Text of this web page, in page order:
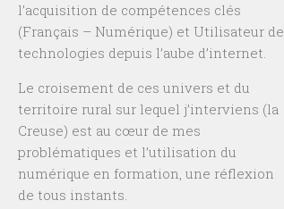
l’acquisition de compétences clés
(Français – Numérique) et Utilisateur de
technologies depuis l’aube d’internet.
Le croisement de ces univers et du
territoire rural sur lequel j’interviens (la
Creuse) est au cœur de mes
problématiques et l’utilisation du
numérique en formation, une réflexion
de tous instants.